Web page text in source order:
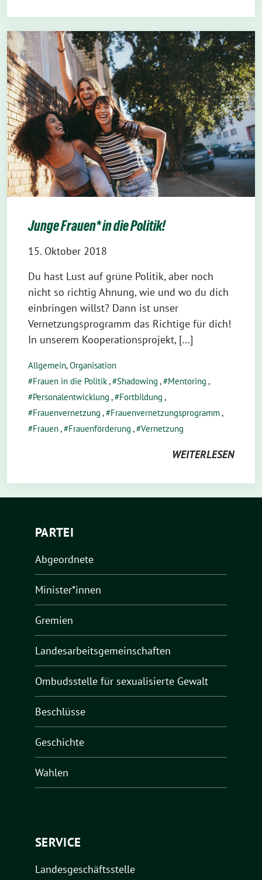
Junge Frauen* in die Politik!
15. Oktober 2018
Du hast Lust auf grüne Politik, aber noch
nicht so richtig Ahnung, wie und wo du dich
einbringen willst? Dann ist unser
Vernetzungsprogramm das Richtige für dich!
In unserem Kooperationsprojekt, […]
Allgemein,Organisation
Frauen in die Politik, Shadowing , Mentoring ,
Personalentwicklung , Fortbildung ,
Frauenvernetzung , Frauenvernetzungsprogramm,
Frauen, Frauenförderung , Vernetzung
WEITERLESEN
PARTEI
Abgeordnete
Minister*innen
Gremien
Landesarbeitsgemeinschaften
Ombudsstelle für sexualisierte Gewalt
Beschlüsse
Geschichte
Wahlen
SERVICE
Landesgeschäftsstelle